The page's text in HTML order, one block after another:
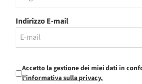
Indirizzo E-mail
Accetto la gestione dei miei dati in
l'informativa sulla privacy.